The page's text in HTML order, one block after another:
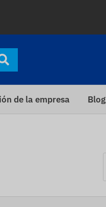
de la empresa Blog